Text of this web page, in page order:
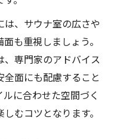
は、サウナ室の広さや
も重視しましょう。
、専門家のアドバイス
面にも配慮すること
に合わせた空間づく
むコツとなります。